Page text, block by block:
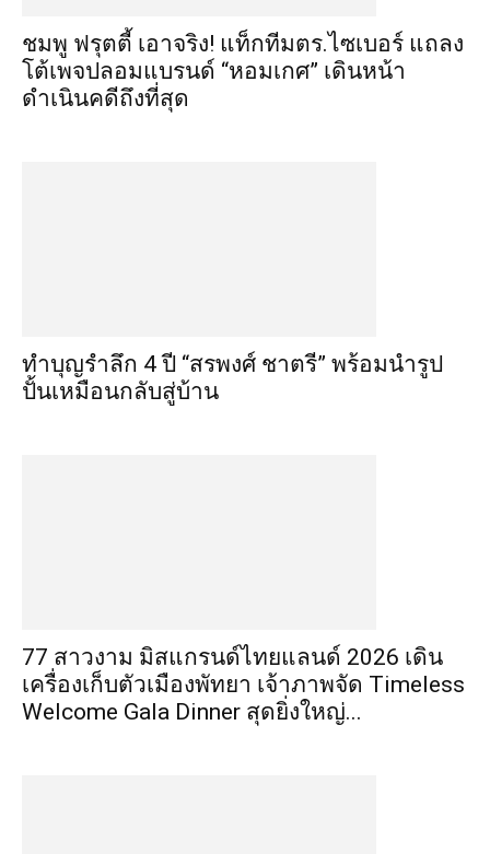
ชมพู ฟรุตตี้ เอาจริง! แท็กทีมตร.ไซเบอร์ แถลง
โต้เพจปลอมแบรนด์ “หอมเกศ” เดินหน้า
ดำเนินคดีถึงที่สุด
ทำบุญรำลึก 4 ปี “สรพงศ์ ชาตรี” พร้อมนำรูป
ปั้นเหมือนกลับสู่บ้าน
77 สาวงาม มิสแกรนด์ไทยแลนด์ 2026 เดิน
เครื่องเก็บตัวเมืองพัทยา เจ้าภาพจัด Timeless
Welcome Gala Dinner สุดยิ่งใหญ่...